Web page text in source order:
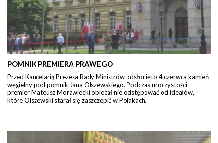
POMNIK PREMIERA PRAWEGO
Przed Kancelarią Prezesa Rady Ministrów odsłonięto 4 czerwca kamień
węgielny pod pomnik Jana Olszewskiego. Podczas uroczystości
premier Mateusz Morawiecki obiecał nie odstępować od ideałów,
które Olszewski starał się zaszczepić w Polakach.